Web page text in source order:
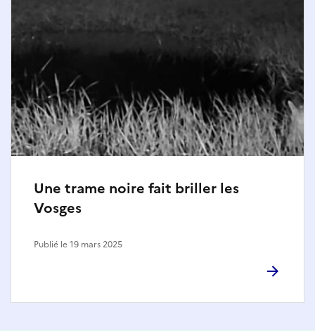
Une trame noire fait briller les
Vosges
Publié le 19 mars 2025